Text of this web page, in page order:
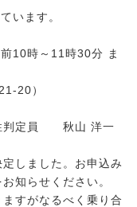
います。
10時～11時30分 ま
20）
性判定員 秋山 洋一
しました。お申込み
知らせください。
すがなるべく乗り合